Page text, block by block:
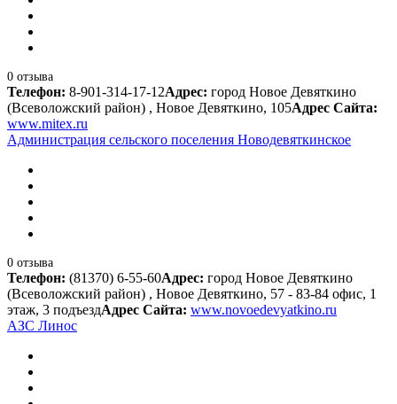
0 отзыва
Телефон: 8-901-314-17-12Адрес: город Новое Девяткино
(Всеволожский район) , Новое Девяткино, 105Адрес Сайта:
www.mitex.ru
Администрация сельского поселения Новодевяткинское
0 отзыва
Телефон: (81370) 6-55-60Адрес: город Новое Девяткино
(Всеволожский район) , Новое Девяткино, 57 - 83-84 офис, 1
этаж, 3 подъездАдрес Сайта: www.novoedevyatkino.ru
АЗС Линос